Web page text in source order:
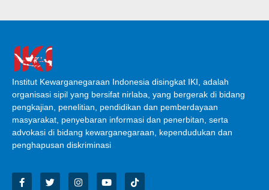
Institut Kewarganegaraan Indonesia disingkat IKI, adalah
organisasi sipil yang bersifat nirlaba, yang bergerak di bidang
pengkajian, penelitian, pendidikan dan pemberdayaan
masyarakat, penyebaran informasi dan penerbitan, serta
advokasi di bidang kewarganegaraan, kependudukan dan
penghapusan diskriminasi